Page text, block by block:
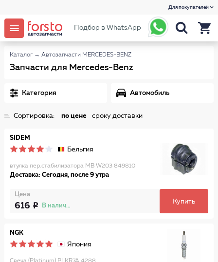
Для покупателей
Подбор в WhatsApp
Каталог → Автозапчасти MERCEDES-BENZ
Запчасти для Mercedes-Benz
Категория Автомобиль
Сортировка: по цене сроку доставки
SIDEM
Бельгия
втулка пер.стабилизатора MB W203 849810
Доставка: Сегодня, после 9 утра
Цена
616 В наличии
Купить
NGK
Япония